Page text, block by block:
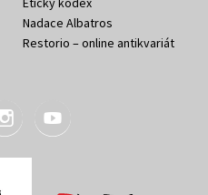
Nadace Albatros
Restorio – online antikvariát